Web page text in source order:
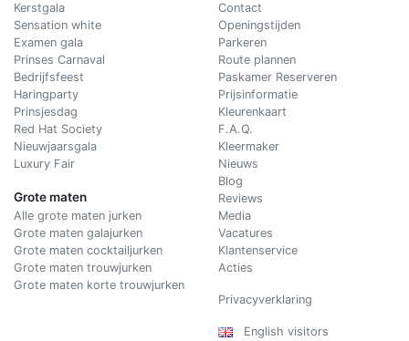
Kerstgala
Sensation white
Examen gala
Prinses Carnaval
Bedrijfsfeest
Haringparty
Prinsjesdag
Red Hat Society
Nieuwjaarsgala
Luxury Fair
Grote maten
Alle grote maten jurken
Grote maten galajurken
Grote maten cocktailjurken
Grote maten trouwjurken
Grote maten korte trouwjurken
Contact
Openingstijden
Parkeren
Route plannen
Paskamer Reserveren
Prijsinformatie
Kleurenkaart
F.A.Q.
Kleermaker
Nieuws
Blog
Reviews
Media
Vacatures
Klantenservice
Acties
Privacyverklaring
English visitors